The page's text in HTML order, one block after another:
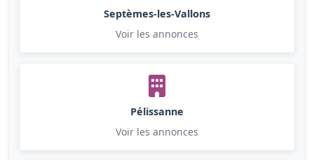
Septèmes-les-Vallons
Voir les annonces
Pélissanne
Voir les annonces